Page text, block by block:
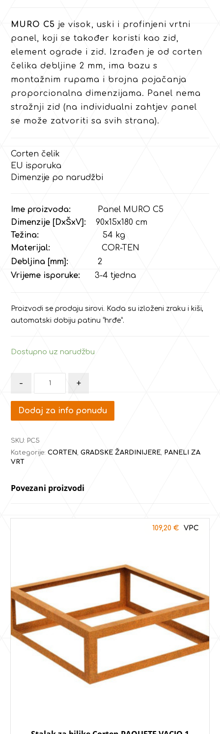
MURO C5 je visok, uski i profinjeni vrtni
panel, koji se također koristi kao zid,
element ograde i zid. Izrađen je od corten
čelika debljine 2 mm, ima bazu s
montažnim rupama i brojna pojačanja
proporcionalna dimenzijama. Panel nema
stražnji zid (na individualni zahtjev panel
se može zatvoriti sa svih strana).
Corten čelik
EU isporuka
Dimenzije po narudžbi
Ime proizvoda:
Panel MURO C5
Dimenzije [DxŠxV]: 90x15x180 cm
Težina:
54 kg
Materijal:
COR-TEN
Debljina [mm]:
2
Vrijeme isporuke:
3-4 tjedna
Proizvodi se prodaju sirovi. Kada su izloženi zraku i kiši,
automatski dobiju patinu “hrđe”.
Dostupno uz narudžbu
- +
Dodaj za info ponudu
SKU: PC5
Kategorije:CORTEN ,GRADSKE ŽARDINIJERE
PANELI ZA
VRT
Povezani proizvodi
109,20 €